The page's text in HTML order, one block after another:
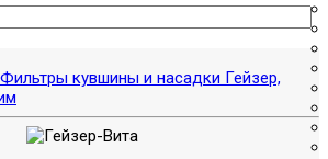
Фильтры кувшины и насадки Гейзер,